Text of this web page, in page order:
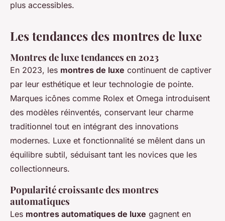
plus accessibles.
Les tendances des montres de luxe
Montres de luxe tendances en 2023
En 2023, les montres de luxe continuent de captiver
par leur esthétique et leur technologie de pointe.
Marques icônes comme Rolex et Omega introduisent
des modèles réinventés, conservant leur charme
traditionnel tout en intégrant des innovations
modernes. Luxe et fonctionnalité se mêlent dans un
équilibre subtil, séduisant tant les novices que les
collectionneurs.
Popularité croissante des montres
automatiques
Les montres automatiques de luxe gagnent en